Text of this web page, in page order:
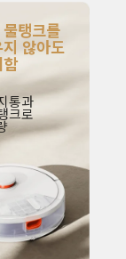
탱크를
않아도
통과
크로